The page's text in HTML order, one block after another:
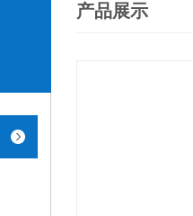
产品展示